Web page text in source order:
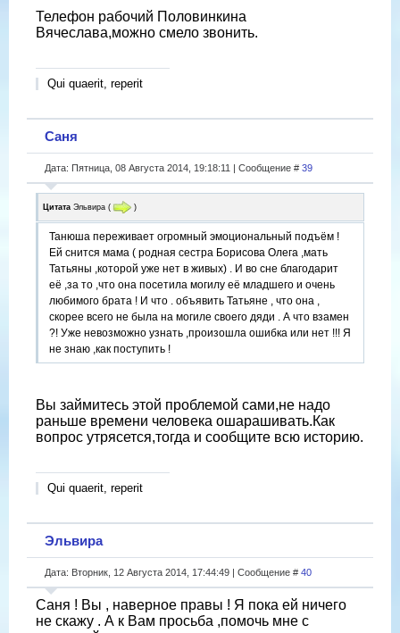
Телефон рабочий Половинкина
Вячеслава,можно смело звонить.
Qui quaerit, reperit
Саня
Дата: Пятница, 08 Августа 2014, 19:18:11 | Сообщение # 39
Цитата Эльвира ( )
Танюша переживает огромный эмоциональный подъём !
Ей снится мама ( родная сестра Борисова Олега ,мать
Татьяны ,которой уже нет в живых) . И во сне благодарит
её ,за то ,что она посетила могилу её младшего и очень
любимого брата ! И что . объявить Татьяне , что она ,
скорее всего не была на могиле своего дяди . А что взамен
?! Уже невозможно узнать ,произошла ошибка или нет !!! Я
не знаю ,как поступить !
Вы займитесь этой проблемой сами,не надо
раньше времени человека ошарашивать.Как
вопрос утрясется,тогда и сообщите всю историю.
Qui quaerit, reperit
Эльвира
Дата: Вторник, 12 Августа 2014, 17:44:49 | Сообщение # 40
Саня ! Вы , наверное правы ! Я пока ей ничего
не скажу . А к Вам просьба ,помочь мне с